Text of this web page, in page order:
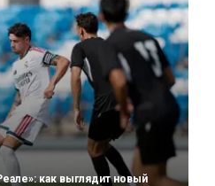
как выглядит новый